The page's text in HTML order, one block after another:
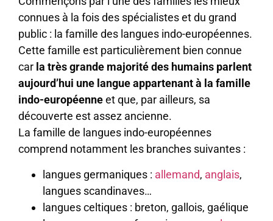
connues à la fois des spécialistes et du grand
public : la famille des langues indo-européennes.
Cette famille est particulièrement bien connue
car la très grande majorité des humains parlent
aujourd’hui une langue appartenant à la famille
indo-européenneet que, par ailleurs, sa
découverte est assez ancienne.
La famille de langues indo-européennes
comprend notamment les branches suivantes :
langues germaniques : allemand, anglais,
langues scandinaves…
langues celtiques : breton, gallois, gaélique